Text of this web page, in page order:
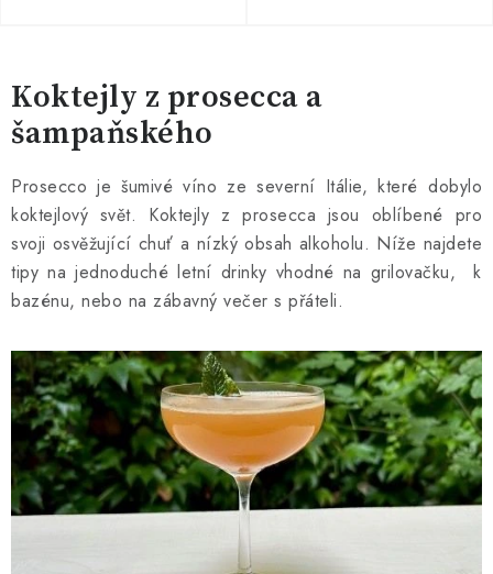
Koktejly z prosecca a
šampaňského
Prosecco je šumivé víno ze severní Itálie, které dobylo
koktejlový svět. Koktejly z prosecca jsou oblíbené pro
svoji osvěžující chuť a nízký obsah alkoholu. Níže najdete
tipy na jednoduché letní drinky vhodné na grilovačku, k
bazénu, nebo na zábavný večer s přáteli.
V
ý
p
s
č